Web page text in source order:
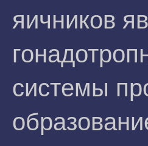
яичников
системы